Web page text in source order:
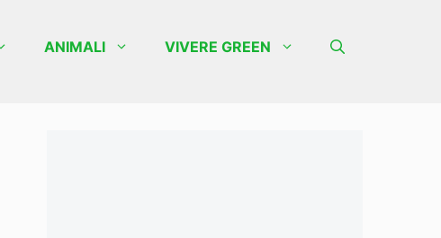
ANIMALI VIVERE GREEN